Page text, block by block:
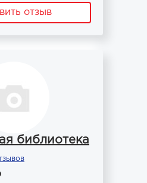
отзыв
библиотека